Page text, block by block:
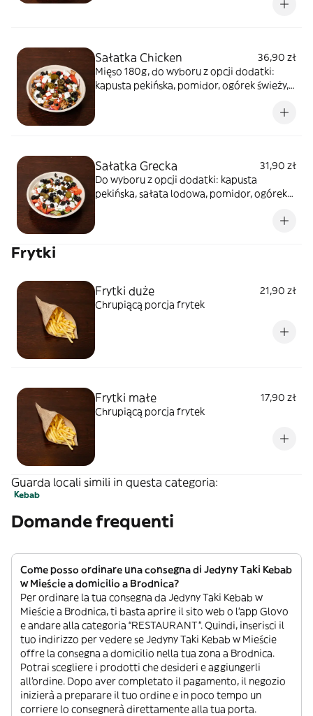
Sałatka Chicken
36,90 zł
Mięso 180g, do wyboru z opcji dodatki:
kapusta pekińska, pomidor, ogórek świeży,
Sałatka Grecka
31,90 zł
Do wyboru z opcji dodatki: kapusta
pekińska, sałata lodowa, pomidor, ogórek
Frytki
Frytki duże
21,90 zł
Chrupiącą porcja frytek
Frytki małe
17,90 zł
Chrupiącą porcja frytek
Guarda locali simili in questa categoria:
Kebab
Domande frequenti
Come posso ordinare una consegna di Jedyny Taki Kebab
w Mieście a domicilio a Brodnica?
Per ordinare la tua consegna da Jedyny Taki Kebab w
Mieście a Brodnica, ti basta aprire il sito web o l’app Glovo
e andare alla categoria “RESTAURANT”. Quindi, inserisci il
tuo indirizzo per vedere se Jedyny Taki Kebab w Mieście
offre la consegna a domicilio nella tua zona a Brodnica.
Potrai scegliere i prodotti che desideri e aggiungerli
all’ordine. Dopo aver completato il pagamento, il negozio
inizierà a preparare il tuo ordine e in poco tempo un
corriere lo consegnerà direttamente alla tua porta.